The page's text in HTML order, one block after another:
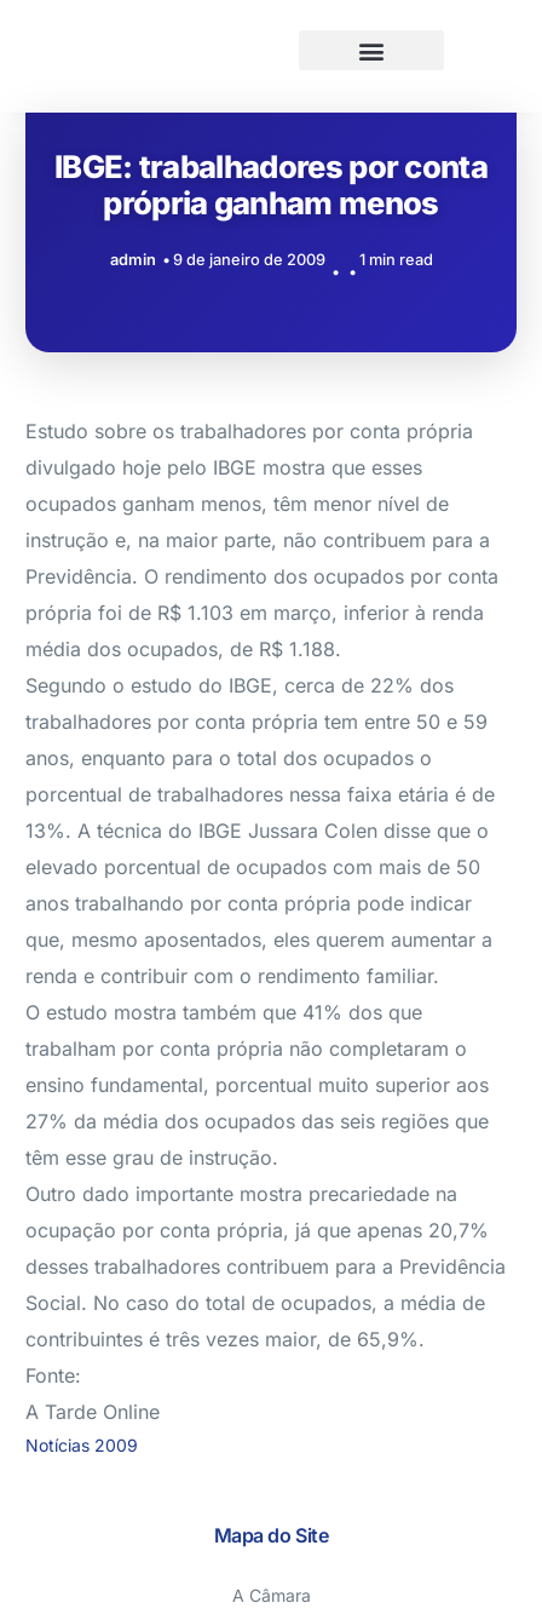
IBGE: trabalhadores por conta
própria ganham menos
admin 9 de janeiro de 2009 1 min read
Estudo sobre os trabalhadores por conta própria
divulgado hoje pelo IBGE mostra que esses
ocupados ganham menos, têm menor nível de
instrução e, na maior parte, não contribuem para a
Previdência. O rendimento dos ocupados por conta
própria foi de R$ 1.103 em março, inferior à renda
média dos ocupados, de R$ 1.188.
Segundo o estudo do IBGE, cerca de 22% dos
trabalhadores por conta própria tem entre 50 e 59
anos, enquanto para o total dos ocupados o
porcentual de trabalhadores nessa faixa etária é de
13%. A técnica do IBGE Jussara Colen disse que o
elevado porcentual de ocupados com mais de 50
anos trabalhando por conta própria pode indicar
que, mesmo aposentados, eles querem aumentar a
renda e contribuir com o rendimento familiar.
O estudo mostra também que 41% dos que
trabalham por conta própria não completaram o
ensino fundamental, porcentual muito superior aos
27% da média dos ocupados das seis regiões que
têm esse grau de instrução.
Outro dado importante mostra precariedade na
ocupação por conta própria, já que apenas 20,7%
desses trabalhadores contribuem para a Previdência
Social. No caso do total de ocupados, a média de
contribuintes é três vezes maior, de 65,9%.
Fonte:
A Tarde Online
Notícias 2009
Mapa do Site
A Câmara